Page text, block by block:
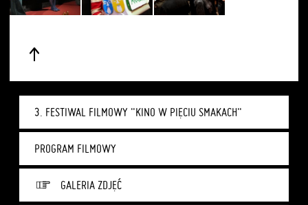
3. FESTIWAL FILMOWY "KINO W PIĘCIU SMAKACH"
PROGRAM FILMOWY
GALERIA ZDJĘĆ